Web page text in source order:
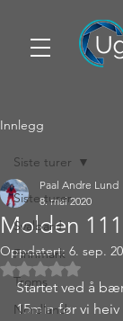
Innlegg
Siste turer
Svalbard
Finnmark
Troms
Nordland
Siste turer
Molden
Paal Andre Lund
8. mai 2020
Oppdatert: 6. sep.
Gitt NaN
Startet ved å
15min før vi